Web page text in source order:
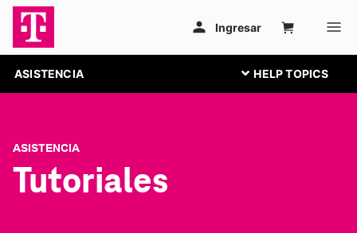
ASISTENCIA
ASISTENCIA
Tutoriales